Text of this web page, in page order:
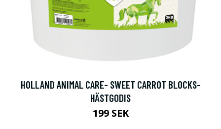
HOLLAND ANIMAL CARE- SWEET CARROT BLOCKS-
HÄSTGODIS
199 SEK